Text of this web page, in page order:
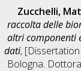
Zucchelli,
raccolta delle
altri componenti
dati,
Bologna.